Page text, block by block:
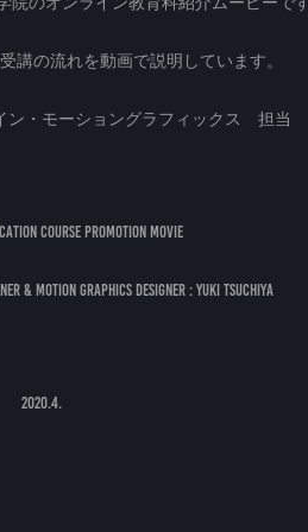
講の流れを動画で説明しています。
ン・モーショングラフィックス 担当
Course Promotion Movie
& Motion Graphics Designer : Yuki TSUCHIYA
2020.4.